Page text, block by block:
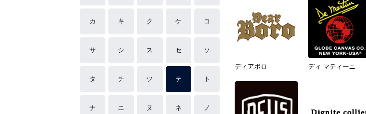
カ キ ク ケ コ
サ シ ス セ ソ
タ チ ツ テ ト
ナ ニ ヌ ネ ノ
ディアボロ ディ マティーニ